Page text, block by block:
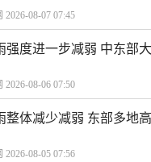
2026-08-07 07:45
强度进一步减弱 中东部
2026-08-06 07:50
整体减少减弱 东部多地
2026-08-05 07:56